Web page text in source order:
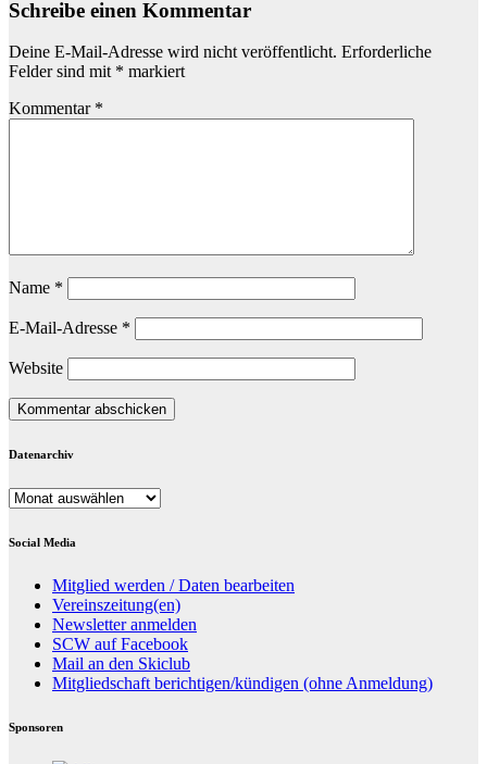
Schreibe einen Kommentar
Deine E-Mail-Adresse wird nicht veröffentlicht. Erforderliche
Felder sind mit * markiert
Kommentar *
Name *
E-Mail-Adresse *
Website
Datenarchiv
Datenarchiv
Social Media
Mitglied werden / Daten bearbeiten
Vereinszeitung(en)
Newsletter anmelden
SCW auf Facebook
Mail an den Skiclub
Mitgliedschaft berichtigen/kündigen (ohne Anmeldung)
Sponsoren